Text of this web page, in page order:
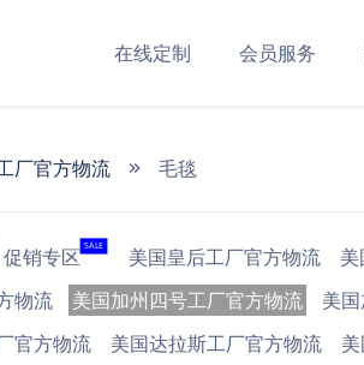
在线定制 会员服务
厂官方物流 毛毯
促销专区 SALE 美国皇后工厂官方物流
物流
美国加州四号工厂官方物流 美
官方物流
美国达拉斯工厂官方物流